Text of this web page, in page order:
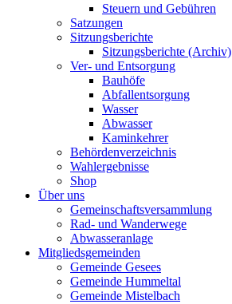
Steuern und Gebühren
Satzungen
Sitzungsberichte
Sitzungsberichte (Archiv)
Ver- und Entsorgung
Bauhöfe
Abfallentsorgung
Wasser
Abwasser
Kaminkehrer
Behördenverzeichnis
Wahlergebnisse
Shop
Über uns
Gemeinschaftsversammlung
Rad- und Wanderwege
Abwasseranlage
Mitgliedsgemeinden
Gemeinde Gesees
Gemeinde Hummeltal
Gemeinde Mistelbach